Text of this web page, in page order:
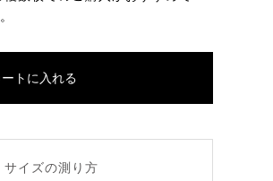
ートに入れる
サイズの測り方